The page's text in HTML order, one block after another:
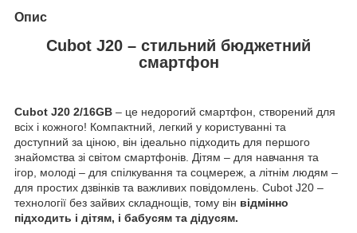
Опис
Cubot J20 – стильний бюджетний
смартфон
Cubot J20 2/16GB – це недорогий смартфон, створений для
всіх і кожного! Компактний, легкий у користуванні та
доступний за ціною, він ідеально підходить для першого
знайомства зі світом смартфонів. Дітям – для навчання та
ігор, молоді – для спілкування та соцмереж, а літнім людям –
для простих дзвінків та важливих повідомлень. Cubot J20 –
технології без зайвих складнощів, тому він відмінно
підходить і дітям, і бабусям та дідусям.